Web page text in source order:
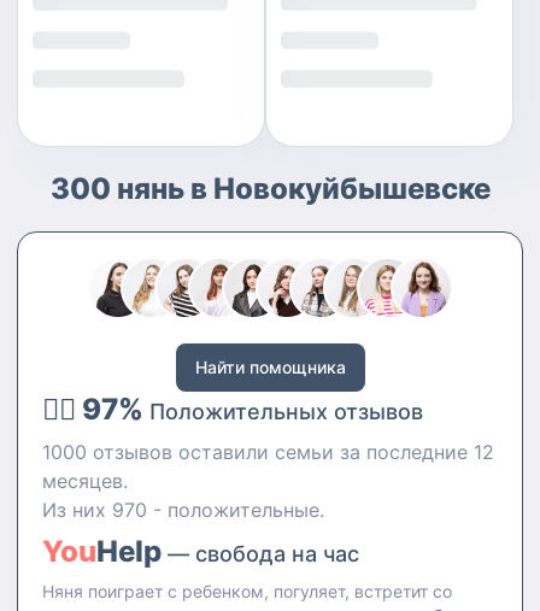
300 нянь в Новокуйбышевске
Найти помощника
👍🏻 97% Положительных отзывов
1000 отзывов оставили семьи за последние 12
месяцев.
Из них 970 - положительные.
YouHelp — свобода на час
Няня поиграет с ребенком, погуляет, встретит со